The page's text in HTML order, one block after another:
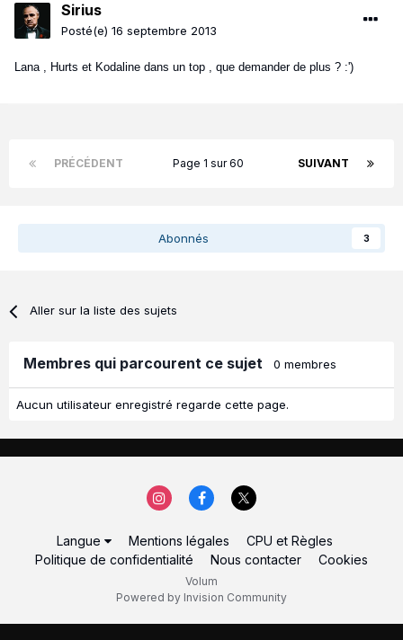
Sirius
Posté(e) 16 septembre 2013
Lana , Hurts et Kodaline dans un top , que demander de plus ? :')
PRÉCÉDENT SUIVANT
Page 1 sur 60
Abonnés 3
Aller sur la liste des sujets
Membres qui parcourent ce sujet 0 membres
Aucun utilisateur enregistré regarde cette page.
Langue Mentions légales
CPU et Règles
Politique de confidentialité
Nous contacter Cookies
Volum
Powered by Invision Community